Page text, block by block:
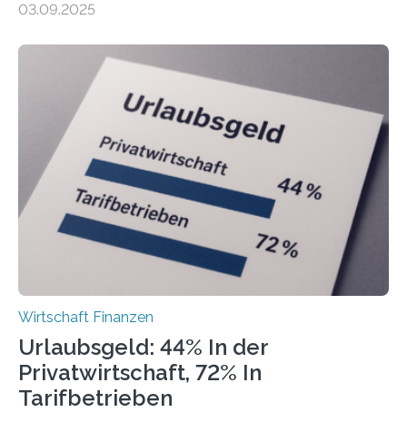
Landkreise mit den meisten Gründungen von
ist demnach Berlin. Betrachtet man nur die Gründungen
der Freiberuflerinnen, so liegt Leipzig an der Spitze. In
Berlin starteten in 2024 die meisten Personen in eine
eigene freiberufliche Existenz, dahinter folgten die
Städte Hamburg, München und Köln. Betrachtet man
hingegen die Existenzgründungsintensität – die Anzahl
der freiberuflichen Gründungen je…
03.09.2025
Wirtschaft Finanzen
Urlaubsgeld: 44% In der
Privatwirtschaft, 72% In
Tarifbetrieben